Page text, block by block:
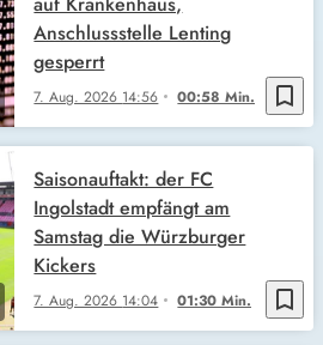
bookmark_border
7. Aug. 2026 14:56 00:58 Min.
Anschlussstelle Lenting
gesperrt
bookmark_border
7. Aug. 2026 14:04 01:30 Min.
Saisonauftakt: der FC
Ingolstadt empfängt am
Samstag die Würzburger
Kickers